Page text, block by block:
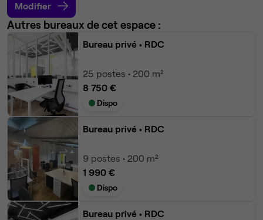
Modifier
Autres bureaux de cet espace :
Bureau privé • RDC
25 postes • 200 m²
8 750 €
Dispo
Bureau privé • RDC
9 postes • 200 m²
1 990 €
Dispo
Bureau privé • RDC